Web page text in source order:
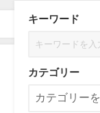
キーワード
カテゴリー